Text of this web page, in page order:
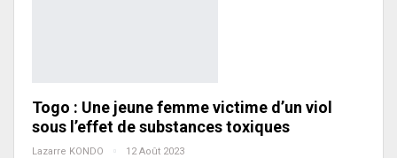
Togo : Une jeune femme victime d’un viol
sous l’effet de substances toxiques
Lazarre KONDO 12 Août 2023